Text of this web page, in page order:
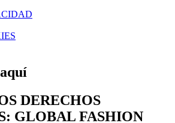
DERECHOS
GLOBAL FASHION